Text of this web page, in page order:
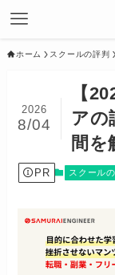
ホーム スクールの評判
【
アの
間を
2026
8/04
PR スクール